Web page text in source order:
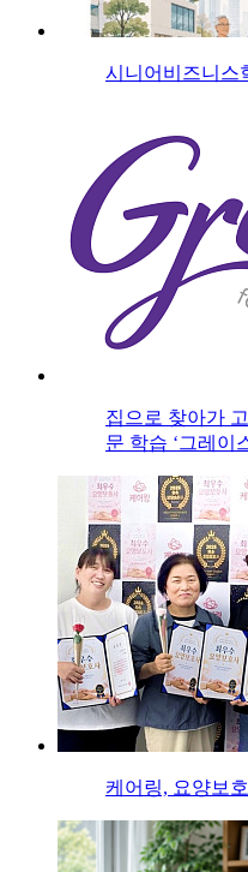
시니어비즈니스
집으로 찾아가
문 학습 ‘그레이
케어링, 요양보